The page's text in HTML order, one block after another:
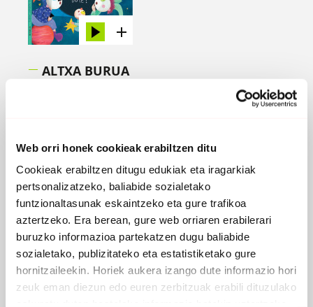
Web orri honek cookieak erabiltzen ditu
Cookieak erabiltzen ditugu edukiak eta iragarkiak
pertsonalizatzeko, baliabide sozialetako
funtzionaltasunak eskaintzeko eta gure trafikoa
aztertzeko. Era berean, gure web orriaren erabilerari
buruzko informazioa partekatzen dugu baliabide
sozialetako, publizitateko eta estatistiketako gure
hornitzaileekin. Horiek aukera izango dute informazio hori
zeuk eman diezun edo euren zerbitzuak erabili dituzulako
ALTXA BURUA